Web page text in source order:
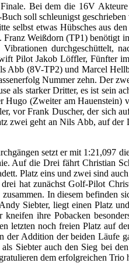
Bei dem die 16V
soll schleunigst
etwas Hübsches aus
Weißdorn (TP1) benötigt
durchgeschüttelt,
Pilot Jakob Löffler, Fünfter
Abb (8V-TP2) und Marcel
Nummer zehn. Der
als starker Dritter, es ist sein
(Zweiter am
vor Frank Duscher, der sich
zwei geht an Nils Abb, auf
setzt er mit 1:21,097
die Drei fährt Christian
Platz eins und zwei sind
hat zunächst Golf-Pilot
In diesem befinden
Siebter, liegt einen Platz
ihre Pobacken
noch freien Platz auf
Addition der beiden Läufe
Siebter auch den Sieg bei
dem erfolgreichen Trio